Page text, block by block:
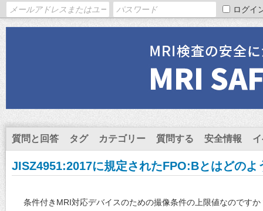
ログイ
質問と回答 タグ カテゴリー 質問する 安全情報
JISZ4951:2017に規定されたFPO:Bとはどのよ
条件付きMRI対応デバイスのための撮像条件の上限値なのですか